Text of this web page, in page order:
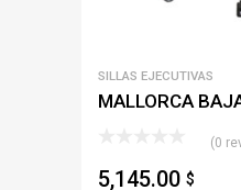
SILLAS EJECUTIVAS
MALLORCA
(0
5,145.00 $